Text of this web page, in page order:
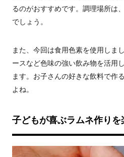
るのがおすすめです。調理場所は
でしょう。
また、今回は食用色素を使用しま
ースなど色味の強い飲み物を活用
ます。お子さんの好きな飲料で作
よね。
子どもが喜ぶラムネ作りを